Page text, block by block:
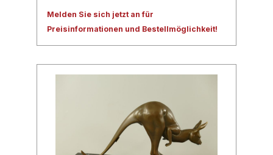
Melden Sie sich jetzt an für
Preisinformationen und Bestellmöglichkeit!